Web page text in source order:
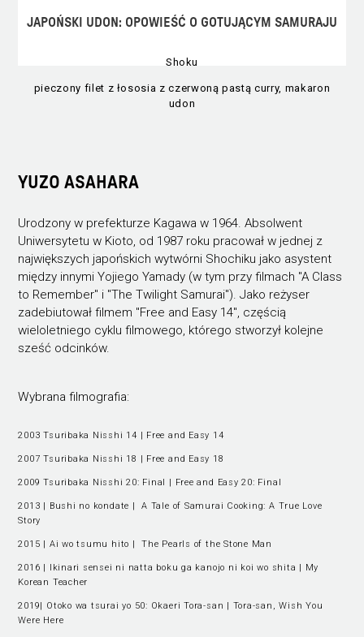
JAPOŃSKI UDON: OPOWIEŚĆ O GOTUJĄCYM SAMURAJU
Shoku
pieczony filet z łososia z czerwoną pastą curry, makaron
udon
YUZO ASAHARA
Urodzony w prefekturze Kagawa w 1964. Absolwent
Uniwersytetu w Kioto, od 1987 roku pracował w jednej z
największych japońskich wytwórni Shochiku jako asystent
między innymi Yojiego Yamady (w tym przy filmach "A Class
to Remember" i "The Twilight Samurai"). Jako reżyser
zadebiutował filmem "Free and Easy 14", częścią
wieloletniego cyklu filmowego, którego stworzył kolejne
sześć odcinków.
Wybrana filmografia:
2003 Tsuribaka Nisshi 14 | Free and Easy 14
2007 Tsuribaka Nisshi 18 | Free and Easy 18
2009 Tsuribaka Nisshi 20: Final | Free and Easy 20: Final
2013 | Bushi no kondate | A Tale of Samurai Cooking: A True Love
Story
2015 | Ai wo tsumu hito | The Pearls of the Stone Man
2016 | Ikinari sensei ni natta boku ga kanojo ni koi wo shita | My
Korean Teacher
2019| Otoko wa tsurai yo 50: Okaeri Tora-san | Tora-san, Wish You
Were Here